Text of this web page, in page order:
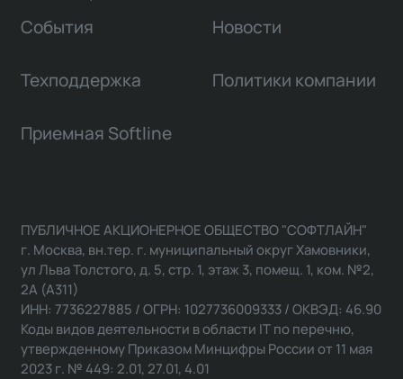
События Новости
Техподдержка Политики компании
Приемная Softline
ПУБЛИЧНОЕ АКЦИОНЕРНОЕ ОБЩЕСТВО "СОФТЛАЙН"
г. Москва, вн.тер. г. муниципальный округ Хамовники,
ул Льва Толстого, д. 5, стр. 1, этаж 3, помещ. 1, ком. №2,
2А (А311)
ИНН: 7736227885 / ОГРН: 1027736009333 / ОКВЭД: 46.90
Коды видов деятельности в области IT по перечню,
утвержденному Приказом Минцифры России от 11 мая
2023 г. № 449: 2.01, 27.01, 4.01